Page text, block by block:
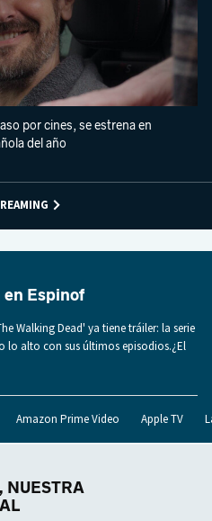
por cines, se estrena en
del año
en Espinof
Walking Dead' ya tiene tráiler: la serie
lo alto con sus últimos episodios.¿El
Amazon Prime Video Apple TV